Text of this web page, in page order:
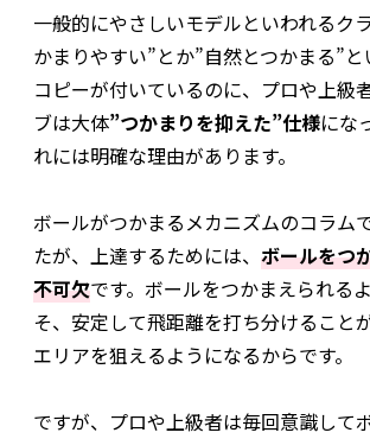
一般的にやさしいモデルといわれるク
かまりやすい”とか”自然とつかまる”
コピーが付いているのに、プロや上級
ブは大体”つかまりを抑えた”仕様にな
れには明確な理由があります。
ボールがつかまるメカニズムのコラム
たが、上達するためには、 ボールをつ
不可欠です。ボールをつかまえられる
そ、安定して飛距離を打ち分けること
エリアを狙えるようになるからです。
ですが、プロや上級者は毎回意識して